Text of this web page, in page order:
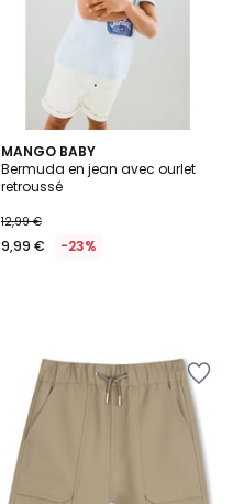
MANGO BABY
Bermuda en jean avec ourlet
retroussé
12,99 €
9,99 € -23%